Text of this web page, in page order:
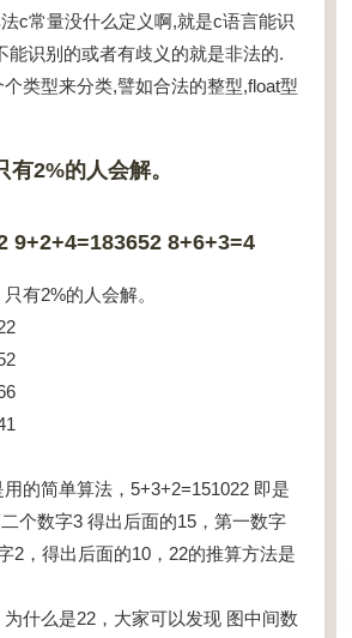
常量没什么定义啊,就是c语言能识
能识别的或者有歧义的就是非法的.
型来分类,譬如合法的整型,float型
2%的人会解。
9+2+4=183652 8+6+3=4
2%的人会解。
简单算法，5+3+2=151022 即是
个数字3 得出后面的15，第一数字
2，得出后面的10，22的推算方法是
么是22，大家可以发现 图中间数